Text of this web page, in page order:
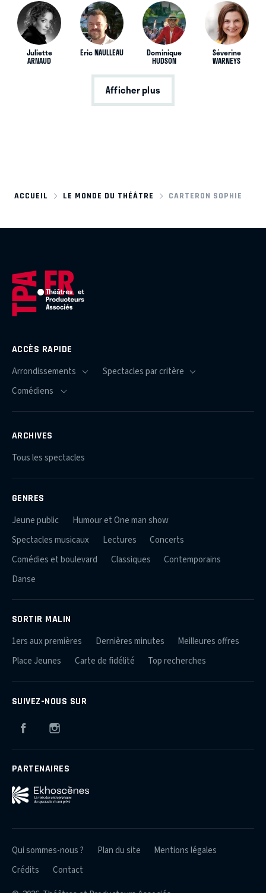
Juliette
ARNAUD
Eric NAULLEAU Dominique
HUDSON
Séverine
WARNEYS
Afficher plus
ACCUEIL LE MONDE DU THÉÂTRE CARTERON SOPHIE
ACCÈS RAPIDE
ARCHIVES
Tous les spectacles
GENRES
Jeune public
Humour et One man show
Spectacles musicaux
Lectures
Concerts
Comédies et boulevard
Classiques
Contemporains
Danse
SORTIR MALIN
1ers aux premières Dernières minutes
Meilleures offres
Place Jeunes
Carte de fidélité Top recherches
SUIVEZ-NOUS SUR
Facebook
PARTENAIRES
Qui sommes-nous ? Plan du site
Mentions légales
Crédits
Contact